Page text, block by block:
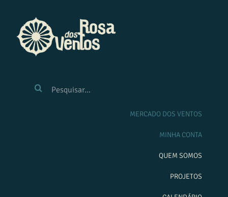
conteúdo
RESULTADOS
MERCADO DOS VENTOS
MINHA CONTA
QUEM SOMOS
PROJETOS